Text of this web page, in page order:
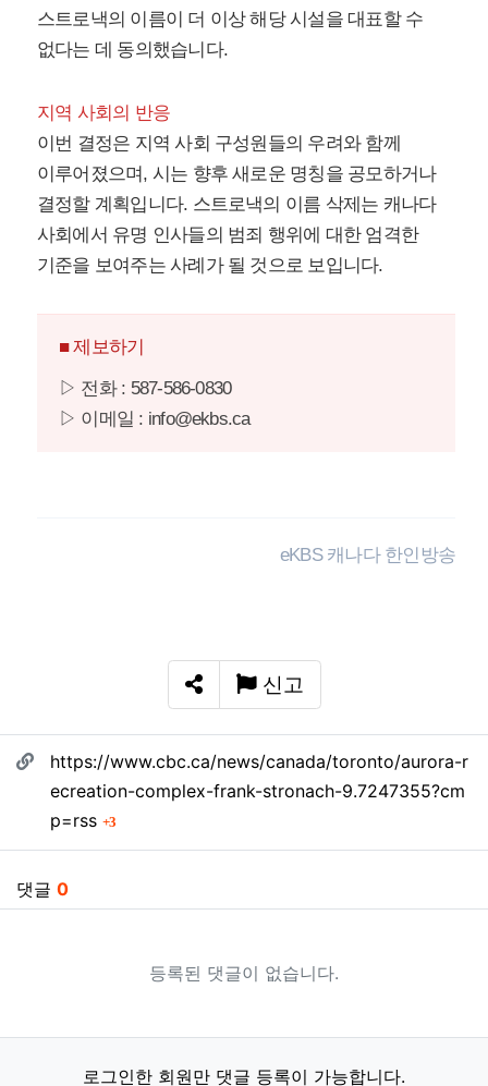
스트로낵의 이름이 더 이상 해당 시설을 대표할 수
없다는 데 동의했습니다.
지역 사회의 반응
이번 결정은 지역 사회 구성원들의 우려와 함께
이루어졌으며, 시는 향후 새로운 명칭을 공모하거나
결정할 계획입니다. 스트로낵의 이름 삭제는 캐나다
사회에서 유명 인사들의 범죄 행위에 대한 엄격한
기준을 보여주는 사례가 될 것으로 보입니다.
■ 제보하기
▷ 전화 : 587-586-0830
▷ 이메일 : info@ekbs.ca
eKBS 캐나다 한인방송
SNS 공유
신고
관련자료
https://www.cbc.ca/news/canada/toronto/aurora-r
ecreation-complex-frank-stronach-9.7247355?cm
p=rss
3회 연결
댓글 0
등록된 댓글이 없습니다.
로그인한 회원만 댓글 등록이 가능합니다.